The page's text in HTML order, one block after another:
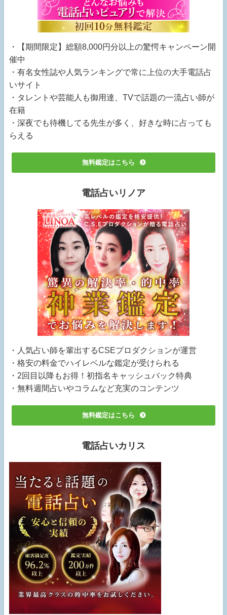
・【期間限定】総額8,000円分以上の驚愕キャンペーン開
催中
・有名女性誌や人気ランキングで常に上位の大手電話占
いサイト
・タレントや芸能人も御用達、TVで話題の一流占い師が
在籍
・深夜でも待機してる先生が多く、好きな時に占っても
らえる
無料鑑定はこちら
電話占いリノア
・人気占い師を輩出するCSEプロダクションが運営
・格安の料金でハイレベルな鑑定が受けられる
・2回目以降もお得！初指名キャッシュバック特典
・無料週間占いやコラムなど充実のコンテンツ
無料鑑定はこちら
電話占いカリス